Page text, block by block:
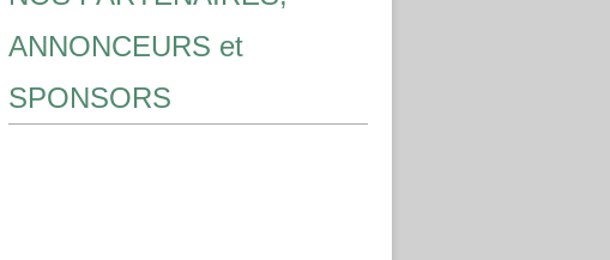
ANNONCEURS et
SPONSORS